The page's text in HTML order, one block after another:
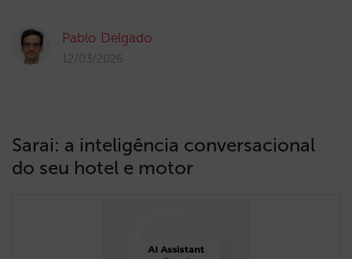
Pablo Delgado
12/03/2026
Sarai: a inteligência conversacional
do seu hotel e motor